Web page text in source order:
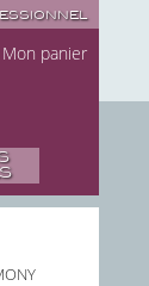
Mon panier